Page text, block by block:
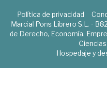
Política de privacidad
Marcial Pons Librero S.L. -
de Derecho, Economía,
Hospedaje y